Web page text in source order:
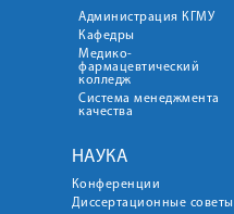
Администрация КГМУ
Кафедры
Медико-
фармацевтический
колледж
Система менеджмента
качества
НАУКА
Конференции
Диссертационные советы